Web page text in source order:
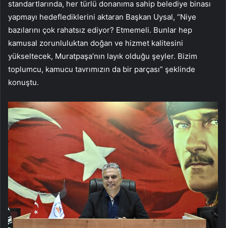
standartlarında, her türlü donanıma sahip belediye binası
yapmayı hedeflediklerini aktaran Başkan Uysal, “Niye
bazılarını çok rahatsız ediyor? Etmemeli. Bunlar hep
kamusal zorunluluktan doğan ve hizmet kalitesini
yükseltecek, Muratpaşa’nın layık olduğu şeyler. Bizim
toplumcu, kamucu tavrımızın da bir parçası” şeklinde
konuştu.